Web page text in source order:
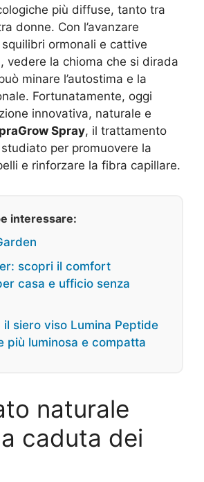
più diffuse, tanto tra
donne. Con l’avanzare
squilibri ormonali e cattive
vedere la chioma che si dirada
minare l’autostima e la
Fortunatamente, oggi
innovativa, naturale e
Spray, il trattamento
studiato per promuovere la
e rinforzare la fibra capillare.
interessare:
scopri il comfort
casa e ufficio senza
il siero viso Lumina Peptide
più luminosa e compatta
naturale
caduta dei